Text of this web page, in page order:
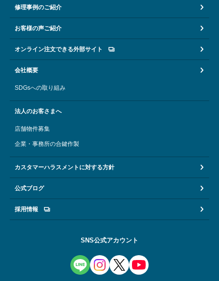
修理事例のご紹介
お客様の声ご紹介
オンライン注文できる外部サイト
会社概要
SDGsへの取り組み
法人のお客さまへ
店舗物件募集
企業・事務所の合鍵作製
カスタマーハラスメントに対する方針
公式ブログ
採用情報
SNS公式アカウント